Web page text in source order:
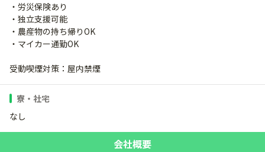
・労災保険あり
・独立支援可能
・農産物の持ち帰りOK
・マイカー通勤OK
受動喫煙対策：屋内禁煙
寮・社宅
なし
会社概要